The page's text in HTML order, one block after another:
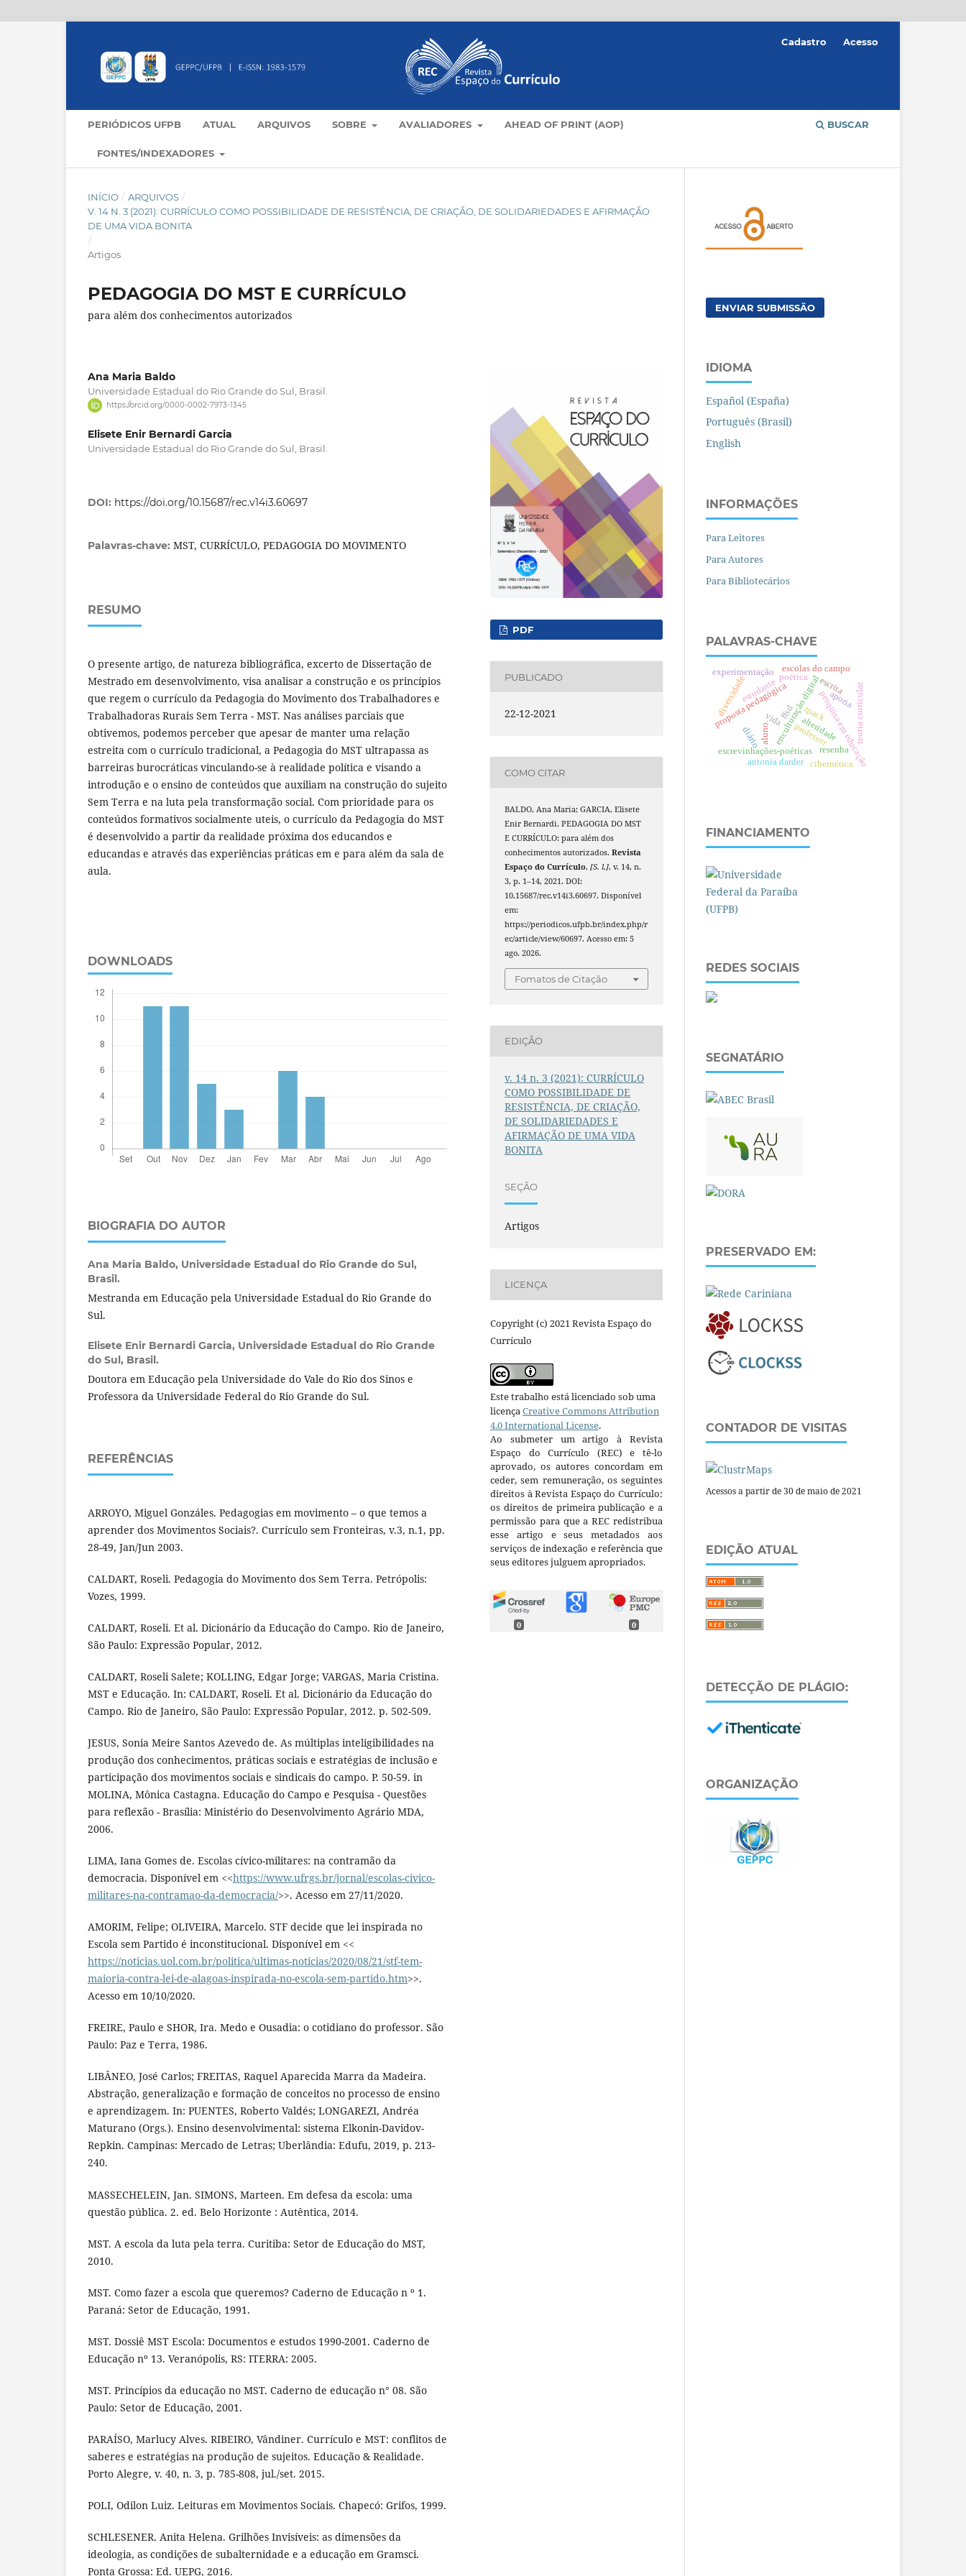
PERIÓDICOS UFPB ATUAL ARQUIVOS SOBRE AVALIADORES AHEAD OF PRINT (AOP)
FONTES/INDEXADORES
BUSCAR
Cadastro Acesso
INÍCIO / ARQUIVOS /
V. 14 N. 3 (2021): CURRÍCULO COMO POSSIBILIDADE DE RESISTÊNCIA, DE CRIAÇÃO, DE SOLIDARIEDADES E AFIRMAÇÃO
DE UMA VIDA BONITA
/
Artigos
PEDAGOGIA DO MST E CURRÍCULO
para além dos conhecimentos autorizados
Ana Maria Baldo
Universidade Estadual do Rio Grande do Sul, Brasil.
https://orcid.org/0000-0002-7973-1345
Elisete Enir Bernardi Garcia
Universidade Estadual do Rio Grande do Sul, Brasil.
DOI: https://doi.org/10.15687/rec.v14i3.60697
Palavras-chave: MST, CURRÍCULO, PEDAGOGIA DO MOVIMENTO
RESUMO
O presente artigo, de natureza bibliográfica, excerto de Dissertação de
Mestrado em desenvolvimento, visa analisar a construção e os princípios
que regem o currículo da Pedagogia do Movimento dos Trabalhadores e
Trabalhadoras Rurais Sem Terra - MST. Nas análises parciais que
obtivemos, podemos perceber que apesar de manter uma relação
estreita com o currículo tradicional, a Pedagogia do MST ultrapassa as
barreiras burocráticas vinculando-se à realidade política e visando a
introdução e o ensino de conteúdos que auxiliam na construção do sujeito
Sem Terra e na luta pela transformação social. Com prioridade para os
conteúdos formativos socialmente uteis, o currículo da Pedagogia do MST
é desenvolvido a partir da realidade próxima dos educandos e
educandas e através das experiências práticas em e para além da sala de
aula.
DOWNLOADS
BIOGRAFIA DO AUTOR
Ana Maria Baldo, Universidade Estadual do Rio Grande do Sul,
Brasil.
Mestranda em Educação pela Universidade Estadual do Rio Grande do
Sul.
Elisete Enir Bernardi Garcia, Universidade Estadual do Rio Grande
do Sul, Brasil.
Doutora em Educação pela Universidade do Vale do Rio dos Sinos e
Professora da Universidade Federal do Rio Grande do Sul.
REFERÊNCIAS
ARROYO, Miguel Gonzáles. Pedagogias em movimento – o que temos a
aprender dos Movimentos Sociais?. Currículo sem Fronteiras, v.3, n.1, pp.
28-49, Jan/Jun 2003.
CALDART, Roseli. Pedagogia do Movimento dos Sem Terra. Petrópolis:
Vozes, 1999.
CALDART, Roseli. Et al. Dicionário da Educação do Campo. Rio de Janeiro,
São Paulo: Expressão Popular, 2012.
CALDART, Roseli Salete; KOLLING, Edgar Jorge; VARGAS, Maria Cristina.
MST e Educação. In: CALDART, Roseli. Et al. Dicionário da Educação do
Campo. Rio de Janeiro, São Paulo: Expressão Popular, 2012. p. 502-509.
JESUS, Sonia Meire Santos Azevedo de. As múltiplas inteligibilidades na
produção dos conhecimentos, práticas sociais e estratégias de inclusão e
participação dos movimentos sociais e sindicais do campo. P. 50-59. in
MOLINA, Mônica Castagna. Educação do Campo e Pesquisa - Questões
para reflexão - Brasília: Ministério do Desenvolvimento Agrário MDA,
2006.
LIMA, Iana Gomes de. Escolas cívico-militares: na contramão da
democracia. Disponível em <<https://www.ufrgs.br/jornal/escolas-civico-
militares-na-contramao-da-democracia/>>. Acesso em 27/11/2020.
AMORIM, Felipe; OLIVEIRA, Marcelo. STF decide que lei inspirada no
Escola sem Partido é inconstitucional. Disponível em <<
https://noticias.uol.com.br/politica/ultimas-noticias/2020/08/21/stf-tem-
maioria-contra-lei-de-alagoas-inspirada-no-escola-sem-partido.htm>>.
Acesso em 10/10/2020.
FREIRE, Paulo e SHOR, Ira. Medo e Ousadia: o cotidiano do professor. São
Paulo: Paz e Terra, 1986.
LIBÂNEO, José Carlos; FREITAS, Raquel Aparecida Marra da Madeira.
Abstração, generalização e formação de conceitos no processo de ensino
e aprendizagem. In: PUENTES, Roberto Valdés; LONGAREZI, Andréa
Maturano (Orgs.). Ensino desenvolvimental: sistema Elkonin-Davidov-
Repkin. Campinas: Mercado de Letras; Uberlândia: Edufu, 2019, p. 213-
240.
MASSECHELEIN, Jan. SIMONS, Marteen. Em defesa da escola: uma
questão pública. 2. ed. Belo Horizonte : Autêntica, 2014.
MST. A escola da luta pela terra. Curitiba: Setor de Educação do MST,
2010.
MST. Como fazer a escola que queremos? Caderno de Educação n º 1.
Paraná: Setor de Educação, 1991.
MST. Dossiê MST Escola: Documentos e estudos 1990-2001. Caderno de
Educação nº 13. Veranópolis, RS: ITERRA: 2005.
MST. Princípios da educação no MST. Caderno de educação n° 08. São
Paulo: Setor de Educação, 2001.
PARAÍSO, Marlucy Alves. RIBEIRO, Vândiner. Currículo e MST: conflitos de
saberes e estratégias na produção de sujeitos. Educação & Realidade.
Porto Alegre, v. 40, n. 3, p. 785-808, jul./set. 2015.
POLI, Odilon Luiz. Leituras em Movimentos Sociais. Chapecó: Grifos, 1999.
SCHLESENER. Anita Helena. Grilhões Invisíveis: as dimensões da
ideologia, as condições de subalternidade e a educação em Gramsci.
Ponta Grossa: Ed. UEPG, 2016.
PDF
PUBLICADO
22-12-2021
COMO CITAR
BALDO, Ana Maria; GARCIA, Elisete
Enir Bernardi. PEDAGOGIA DO MST
E CURRÍCULO: para além dos
conhecimentos autorizados.Revista
Espaço do Currículo,[S. l.], v. 14, n.
3, p. 1–14, 2021. DOI:
10.15687/rec.v14i3.60697. Disponível
em:
https://periodicos.ufpb.br/index.php/r
ec/article/view/60697. Acesso em: 5
ago. 2026.
Fomatos de Citação
EDIÇÃO
v. 14 n. 3 (2021): CURRÍCULO
COMO POSSIBILIDADE DE
RESISTÊNCIA, DE CRIAÇÃO,
DE SOLIDARIEDADES E
AFIRMAÇÃO DE UMA VIDA
BONITA
SEÇÃO
Artigos
LICENÇA
Copyright (c) 2021 Revista Espaço do
Currículo
Este trabalho está licenciado sob uma
licençaCreative Commons Attribution
4.0 International License.
Ao submeter um artigo à Revista
Espaço do Currículo (REC) e tê-lo
aprovado, os autores concordam em
ceder, sem remuneração, os seguintes
direitos à Revista Espaço do Currículo:
os direitos de primeira publicação e a
permissão para que a REC redistribua
esse artigo e seus metadados aos
serviços de indexação e referência que
seus editores julguem apropriados.
0 0
ENVIAR SUBMISSÃO
IDIOMA
Español (España)
Português (Brasil)
English
INFORMAÇÕES
Para Leitores
Para Autores
Para Bibliotecários
PALAVRAS-CHAVE
proposta pedagógicaenculturação digitalpesquisa em educação
escrita
escrevinhações-poéticas
diversidade tpack
alteridade
poética
teoria curricular
escolas do campo
ffsd
vida
experimentação
professor
aluno.
antonia darder
resenha
estudante
diário
aporia
cibernética
FINANCIAMENTO
REDES SOCIAIS
SEGNATÁRIO
PRESERVADO EM:
CONTADOR DE VISITAS
Acessos a partir de 30 de maio de 2021
EDIÇÃO ATUAL
DETECÇÃO DE PLÁGIO:
ORGANIZAÇÃO